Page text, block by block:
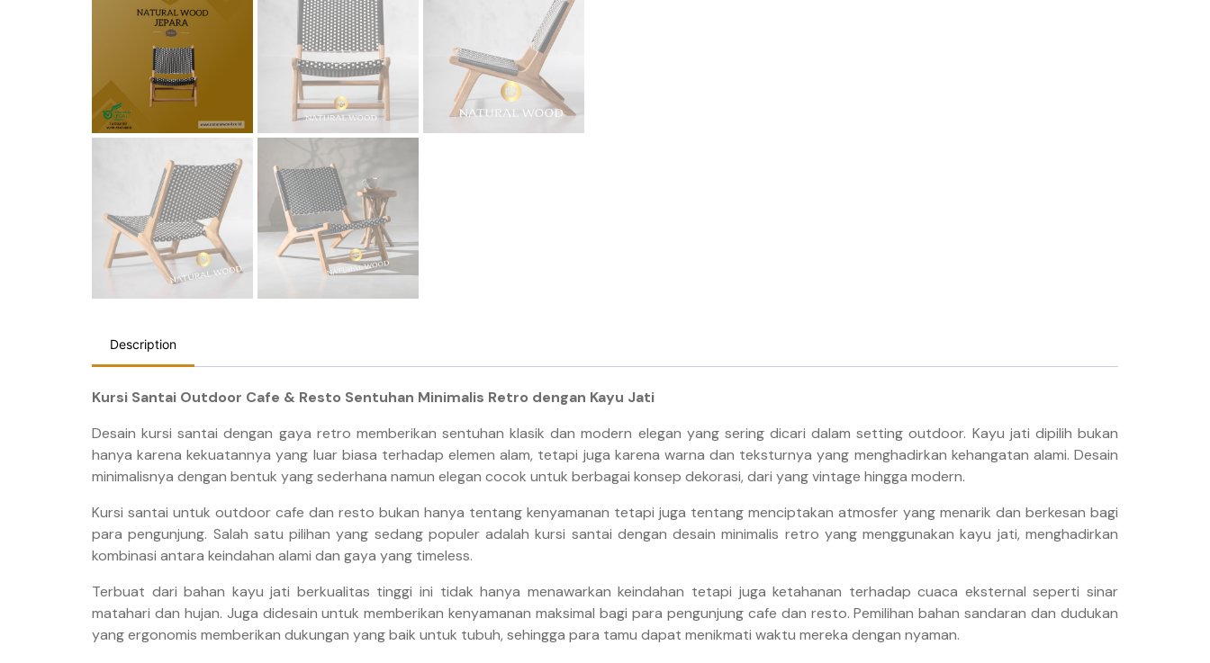
Description
Kursi Santai Outdoor Cafe & Resto Sentuhan Minimalis Retro dengan Kayu Jati
Desain kursi santai dengan gaya retro memberikan sentuhan klasik dan modern elegan yang sering dicari dalam setting outdoor. Kayu jati dipilih bukan
hanya karena kekuatannya yang luar biasa terhadap elemen alam, tetapi juga karena warna dan teksturnya yang menghadirkan kehangatan alami. Desain
minimalisnya dengan bentuk yang sederhana namun elegan cocok untuk berbagai konsep dekorasi, dari yang vintage hingga modern.
Kursi santai untuk outdoor cafe dan resto bukan hanya tentang kenyamanan tetapi juga tentang menciptakan atmosfer yang menarik dan berkesan bagi
para pengunjung. Salah satu pilihan yang sedang populer adalah kursi santai dengan desain minimalis retro yang menggunakan kayu jati, menghadirkan
kombinasi antara keindahan alami dan gaya yang timeless.
Terbuat dari bahan kayu jati berkualitas tinggi ini tidak hanya menawarkan keindahan tetapi juga ketahanan terhadap cuaca eksternal seperti sinar
matahari dan hujan. Juga didesain untuk memberikan kenyamanan maksimal bagi para pengunjung cafe dan resto. Pemilihan bahan sandaran dan dudukan
yang ergonomis memberikan dukungan yang baik untuk tubuh, sehingga para tamu dapat menikmati waktu mereka dengan nyaman.